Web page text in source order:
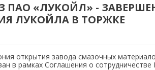
ПАО «ЛУКОЙЛ» -
ЛУКОЙЛА В ТОРЖКЕ
открытия завода смазочных
в рамках Соглашения о